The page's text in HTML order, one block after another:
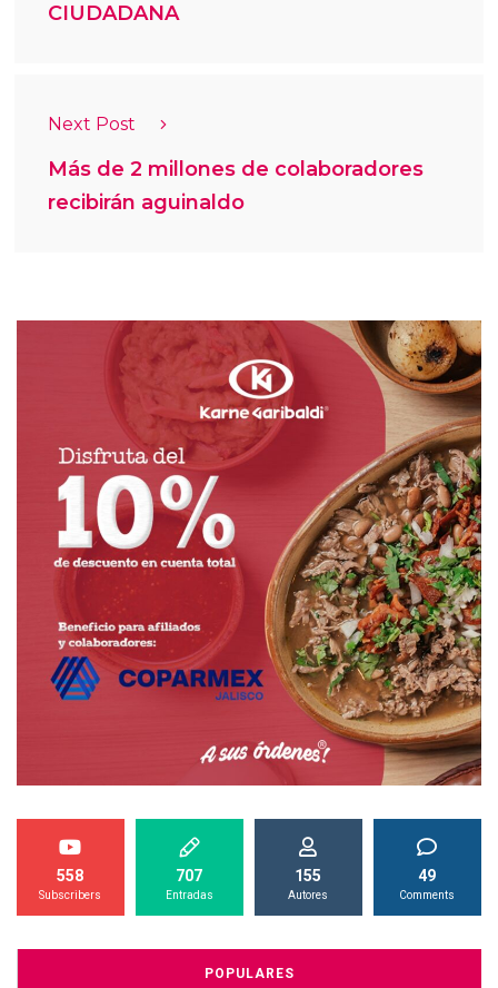
CIUDADANA
Next Post
Más de 2 millones de colaboradores
recibirán aguinaldo
558
Subscribers
707
Entradas
155
Autores
49
Comments
POPULARES